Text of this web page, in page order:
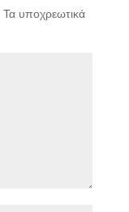
Τα υποχρεωτικά